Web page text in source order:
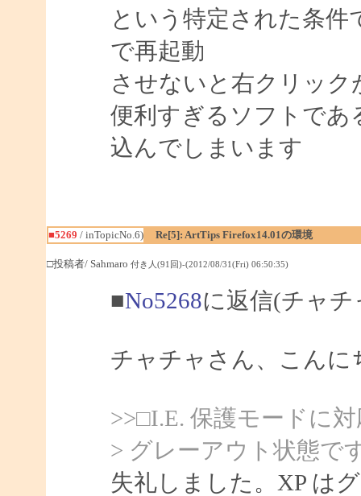
という特定された条
で再起動
させないと右クリッ
便利すぎるソフトであ
込んでしまいます
■5269 / inTopicNo.6) Re[5]: ArtTips Firefox14.01の環境
□投稿者/ Sahmaro 付き人(91回)-(2012/08/31(Fri) 06:50:35)
■No5268に返信(チャ
チャチャさん、こんに
>>□I.E. 保護モードに
> グレーアウト状態で
失礼しました。XP は